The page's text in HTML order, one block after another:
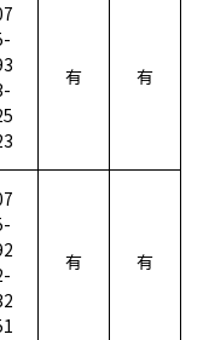
有 有
有 有